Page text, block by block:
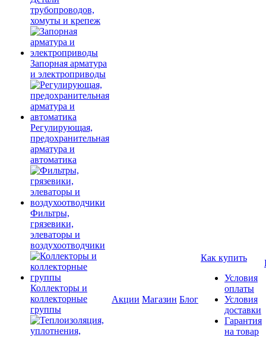
трубопроводов,
хомуты и крепеж
Запорная арматура
и электроприводы
Регулирующая,
предохранительная
арматура и
автоматика
Фильтры,
грязевики,
элеваторы и
воздухоотводчики
Коллекторы и
коллекторные
группы
Акции Магазин Блог
Как купить
Условия
оплаты
Условия
доставки
Гарантия
на товар